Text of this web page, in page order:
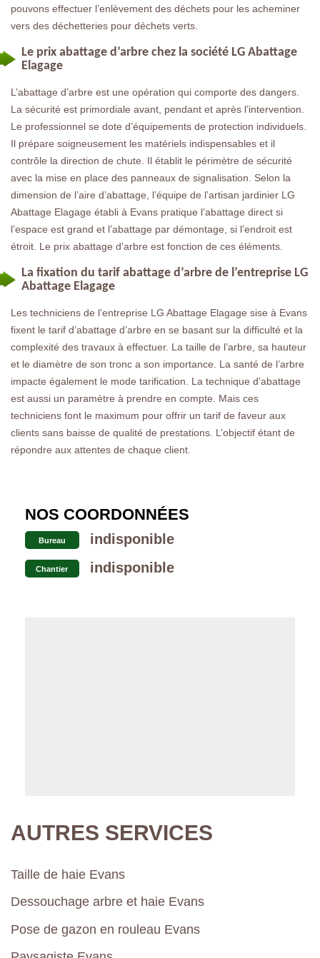
pouvons effectuer l’enlèvement des déchets pour les acheminer
vers des déchetteries pour déchets verts.
Le prix abattage d’arbre chez la société LG Abattage
Elagage
L’abattage d’arbre est une opération qui comporte des dangers.
La sécurité est primordiale avant, pendant et après l’intervention.
Le professionnel se dote d’équipements de protection individuels.
Il prépare soigneusement les matériels indispensables et il
contrôle la direction de chute. Il établit le périmètre de sécurité
avec la mise en place des panneaux de signalisation. Selon la
dimension de l’aire d’abattage, l’équipe de l’artisan jardinier LG
Abattage Elagage établi à Evans pratique l’abattage direct si
l’espace est grand et l’abattage par démontage, si l’endroit est
étroit. Le prix abattage d’arbre est fonction de ces éléments.
La fixation du tarif abattage d’arbre de l’entreprise LG
Abattage Elagage
Les techniciens de l’entreprise LG Abattage Elagage sise à Evans
fixent le tarif d’abattage d’arbre en se basant sur la difficulté et la
complexité des travaux à effectuer. La taille de l’arbre, sa hauteur
et le diamètre de son tronc a son importance. La santé de l’arbre
impacte également le mode tarification. La technique d’abattage
est aussi un paramètre à prendre en compte. Mais ces
techniciens font le maximum pour offrir un tarif de faveur aux
clients sans baisse de qualité de prestations. L’objectif étant de
répondre aux attentes de chaque client.
NOS COORDONNÉES
Bureau indisponible
Chantier indisponible
AUTRES SERVICES
Taille de haie Evans
Dessouchage arbre et haie Evans
Pose de gazon en rouleau Evans